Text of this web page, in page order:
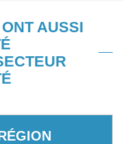
AUSSI